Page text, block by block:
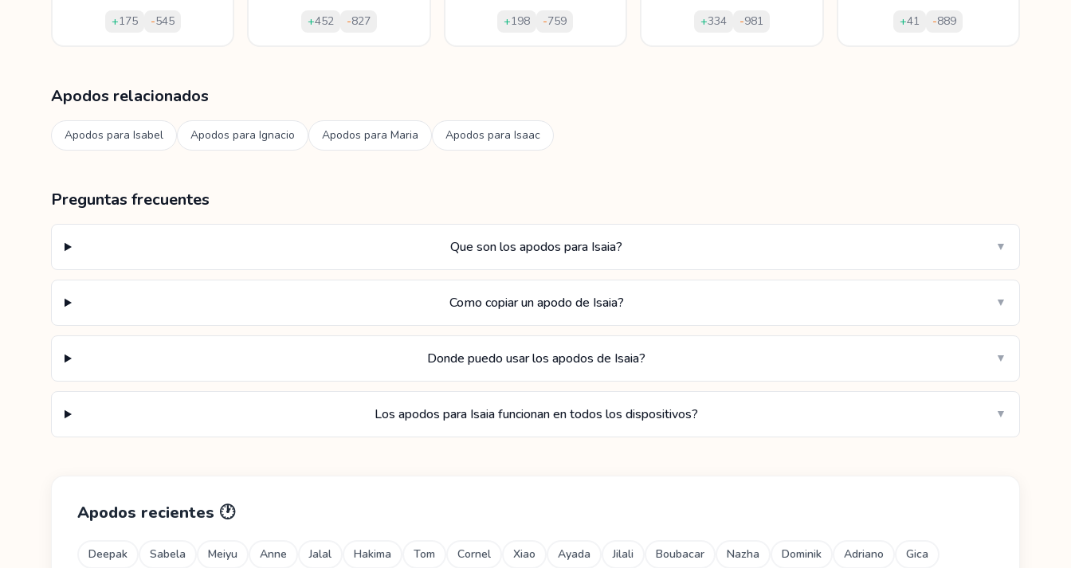
+175 -545 +452 -827 +198 -759 +334 -981 +41 -889
Apodos relacionados
Apodos para Isabel Apodos para Ignacio Apodos para Maria Apodos para Isaac
Preguntas frecuentes
Que son los apodos para Isaia? ▼
Como copiar un apodo de Isaia? ▼
Donde puedo usar los apodos de Isaia? ▼
Los apodos para Isaia funcionan en todos los dispositivos? ▼
Apodos recientes 🕐
Deepak Sabela Meiyu Anne Jalal Hakima Tom Cornel Xiao Ayada Jilali Boubacar Nazha Dominik Adriano
Gica